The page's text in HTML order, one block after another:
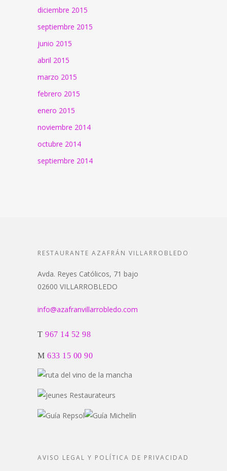
diciembre 2015
septiembre 2015
junio 2015
abril 2015
marzo 2015
febrero 2015
enero 2015
noviembre 2014
octubre 2014
septiembre 2014
RESTAURANTE AZAFRÁN VILLARROBLEDO
Avda. Reyes Católicos, 71 bajo
02600 VILLARROBLEDO
info@azafranvillarrobledo.com
T 967 14 52 98
M 633 15 00 90
AVISO LEGAL Y POLÍTICA DE PRIVACIDAD